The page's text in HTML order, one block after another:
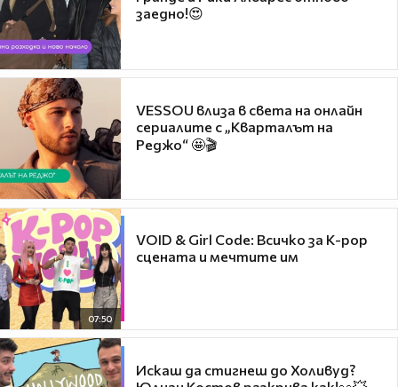
заедно!😍
VESSOU влиза в света на онлайн
сериалите с „Кварталът на
Реджо“ 🤩🎬
07:50
VOID & Girl Code: Всичко за K-pop
сцената и мечтите им
Искаш да стигнеш до Холивуд?